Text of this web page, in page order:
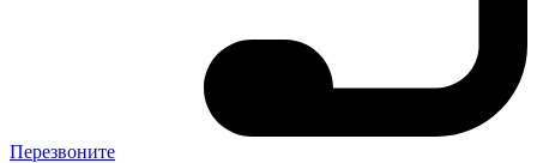
Перезвоните